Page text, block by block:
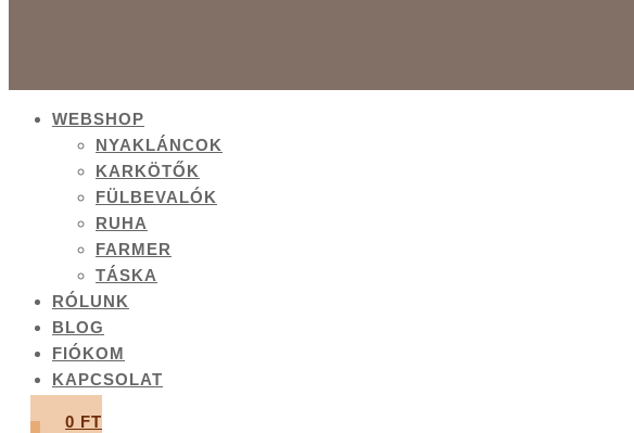
WEBSHOP
NYAKLÁNCOK
KARKÖTŐK
FÜLBEVALÓK
RUHA
FARMER
TÁSKA
RÓLUNK
BLOG
FIÓKOM
KAPCSOLAT
0 FT